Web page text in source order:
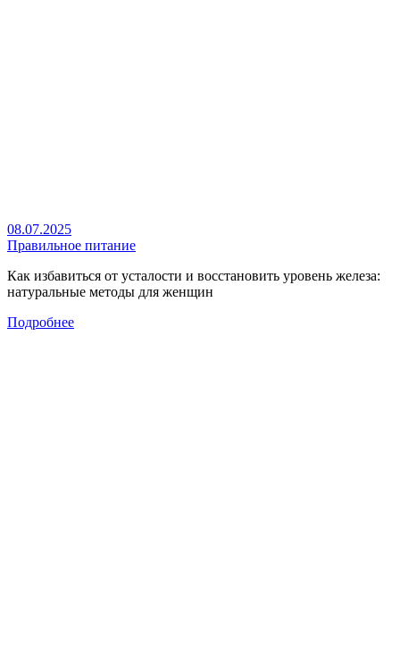
08.07.2025
Правильное питание
Как избавиться от усталости и восстановить уровень железа:
натуральные методы для женщин
Подробнее